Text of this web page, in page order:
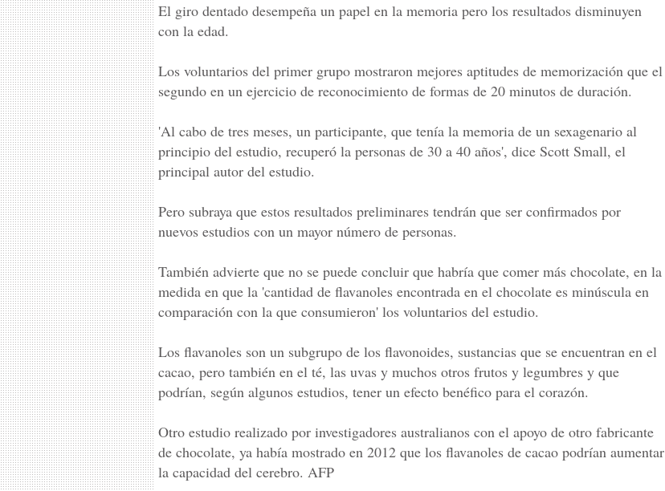
El giro dentado desempeña un papel en la memoria pero los resultados disminuyen
con la edad.
Los voluntarios del primer grupo mostraron mejores aptitudes de memorización que el
segundo en un ejercicio de reconocimiento de formas de 20 minutos de duración.
'Al cabo de tres meses, un participante, que tenía la memoria de un sexagenario al
principio del estudio, recuperó la personas de 30 a 40 años', dice Scott Small, el
principal autor del estudio.
Pero subraya que estos resultados preliminares tendrán que ser confirmados por
nuevos estudios con un mayor número de personas.
También advierte que no se puede concluir que habría que comer más chocolate, en la
medida en que la 'cantidad de flavanoles encontrada en el chocolate es minúscula en
comparación con la que consumieron' los voluntarios del estudio.
Los flavanoles son un subgrupo de los flavonoides, sustancias que se encuentran en el
cacao, pero también en el té, las uvas y muchos otros frutos y legumbres y que
podrían, según algunos estudios, tener un efecto benéfico para el corazón.
Otro estudio realizado por investigadores australianos con el apoyo de otro fabricante
de chocolate, ya había mostrado en 2012 que los flavanoles de cacao podrían aumentar
la capacidad del cerebro. AFP